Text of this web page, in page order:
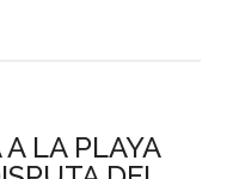
LA PLAYA